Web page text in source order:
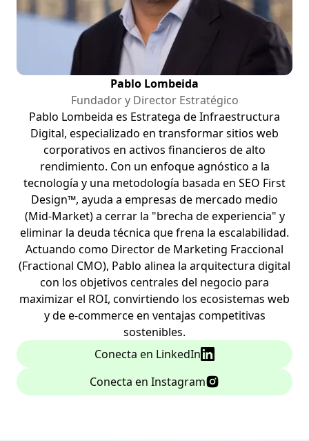
Pablo Lombeida
Fundador y Director Estratégico
Pablo Lombeida es Estratega de Infraestructura
Digital, especializado en transformar sitios web
corporativos en activos financieros de alto
rendimiento. Con un enfoque agnóstico a la
tecnología y una metodología basada en SEO First
Design™, ayuda a empresas de mercado medio
(Mid-Market) a cerrar la "brecha de experiencia" y
eliminar la deuda técnica que frena la escalabilidad.
Actuando como Director de Marketing Fraccional
(Fractional CMO), Pablo alinea la arquitectura digital
con los objetivos centrales del negocio para
maximizar el ROI, convirtiendo los ecosistemas web
y de e-commerce en ventajas competitivas
sostenibles.
Conecta en LinkedIn
Conecta en Instagram